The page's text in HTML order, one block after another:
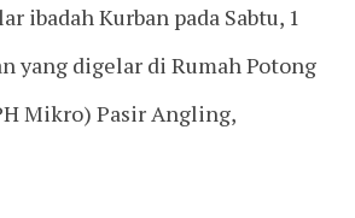
ibadah Kurban pada Sabtu, 1
yang digelar di Rumah Potong
Mikro) Pasir Angling,